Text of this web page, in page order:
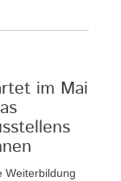
im Mai
Weiterbildung